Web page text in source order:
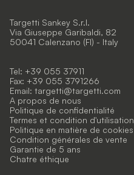
Targetti Sankey S.r.l.
Via Giuseppe Garibaldi, 82
50041 Calenzano (FI) - Italy
Tel: +39 055 37911
Fax: +39 055 3791266
Email: targetti@targetti.com
A propos de nous
Politique de confidentialité
Termes et condition d'utilisation
Politique en matière de cookies
Condition générales de vente
Garantie de 5 ans
Chatre éthique